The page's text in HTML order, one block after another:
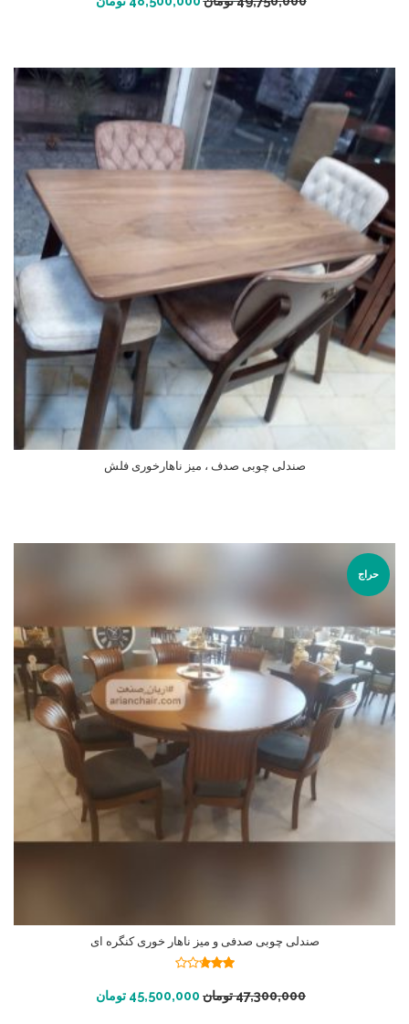
صندلی چوبی صدف ، میز ناهارخوری فلش
اطلاعات بیشتر
حراج
صندلی چوبی صدفی و میز ناهار خوری کنگره ای
از 5
47,300,000تومان 45,500,000 تومان افزودن به سبد خرید